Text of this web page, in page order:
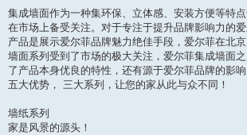
集成墙面作为一种集环保、立体感、安装方便等特
在市场上备受关注。对于专注于提升品牌影响力的
产品是展示爱尔菲品牌魅力绝佳手段，爱尔菲在北
墙面系列受到了市场的极大关注，爱尔菲集成墙面
了产品本身优良的特性，还有源于爱尔菲品牌的影响
五大优势， 三大系列，让您的家从此与众不同！
墙纸系列
家是风景的源头！